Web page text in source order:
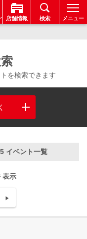
店舗情報 検索 メニュー
を検索できます
イベント一覧
表示